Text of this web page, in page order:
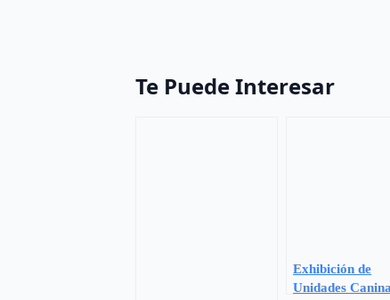
Te Puede Interesar
Exhibición de
Unidades